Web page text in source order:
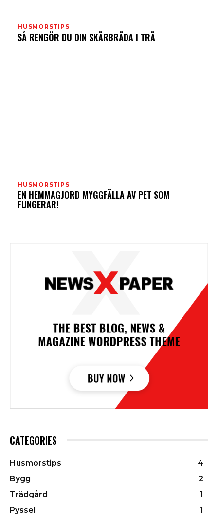
HUSMORSTIPS
SÅ RENGÖR DU DIN SKÄRBRÄDA I TRÄ
HUSMORSTIPS
EN HEMMAGJORD MYGGFÄLLA AV PET SOM
FUNGERAR!
CATEGORIES
Husmorstips
4
Bygg
2
Trädgård
1
Pyssel
1